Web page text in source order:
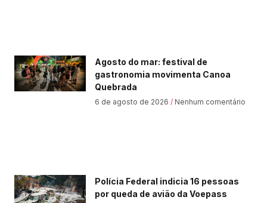
Agosto do mar: festival de
gastronomia movimenta Canoa
Quebrada
6 de agosto de 2026 Nenhum comentário
Polícia Federal indicia 16 pessoas
por queda de avião da Voepass